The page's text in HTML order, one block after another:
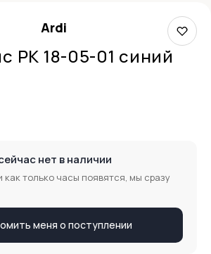
Ardi
РК 18-05-01 синий
нет в наличии
как только часы появятся, мы сразу
меня о поступлении